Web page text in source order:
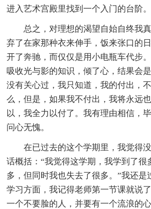
进入艺术宫殿里找到一个入门的台阶。
总之，对理想的渴望自始自终我
弃了在家那种衣来伸手，饭来张口的
开了奔驰，而仅仅是用小电瓶车代步
吸收光与影的知识，倾了心，结果会
没有关心过，我只知道，我的付出，
么，但是，如果我不付出，我将永远
以，我全力以付了。我有理由相信，
问心无愧。
在已过去的这个学期里，我觉得
话概括：“我觉得这学期，我学到了很
多，但同时我也失去了很多。”我还是
学习方面，我记得老师第一节课就说
一个不要脸的人，并要有一个流浪的